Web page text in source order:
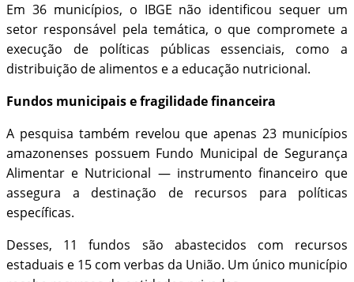
Em 36 municípios, o IBGE não identificou sequer um
setor responsável pela temática, o que compromete a
execução de políticas públicas essenciais, como a
distribuição de alimentos e a educação nutricional.
Fundos municipais e fragilidade financeira
A pesquisa também revelou que apenas 23 municípios
amazonenses possuem Fundo Municipal de Segurança
Alimentar e Nutricional — instrumento financeiro que
assegura a destinação de recursos para políticas
específicas.
Desses, 11 fundos são abastecidos com recursos
estaduais e 15 com verbas da União. Um único município